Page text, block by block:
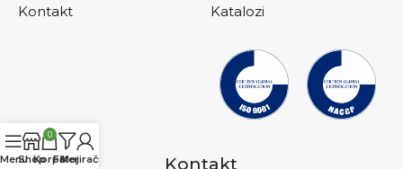
Kontakt
Katalozi
Kontakt
MenuShop
0
KorpaFilteri
Moj račun